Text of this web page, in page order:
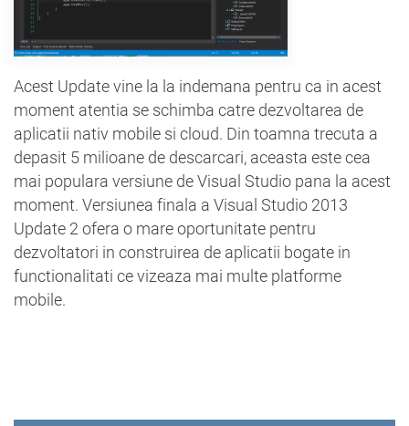
Acest Update vine la la indemana pentru ca in acest
moment atentia se schimba catre dezvoltarea de
aplicatii nativ mobile si cloud. Din toamna trecuta a
depasit 5 milioane de descarcari, aceasta este cea
mai populara versiune de Visual Studio pana la acest
moment. Versiunea finala a Visual Studio 2013
Update 2 ofera o mare oportunitate pentru
dezvoltatori in construirea de aplicatii bogate in
functionalitati ce vizeaza mai multe platforme
mobile.